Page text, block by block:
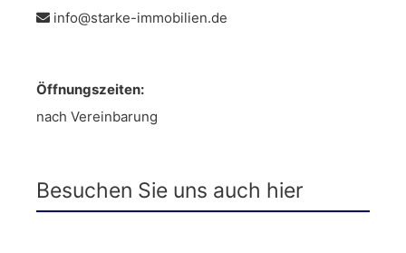
info@starke-immobilien.de
Öffnungszeiten:
nach Vereinbarung
Besuchen Sie uns auch hier